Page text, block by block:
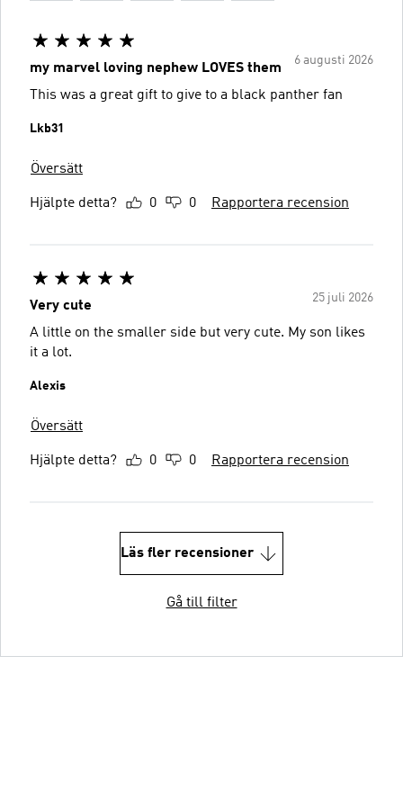
6 augusti 2026
my marvel loving nephew LOVES them
This was a great gift to give to a black panther fan
Lkb31
Översätt
Hjälpte detta? 0 0 Rapportera recension
25 juli 2026
Very cute
A little on the smaller side but very cute. My son likes
it a lot.
Alexis
Översätt
Hjälpte detta? 0 0 Rapportera recension
Läs fler recensioner
Gå till filter